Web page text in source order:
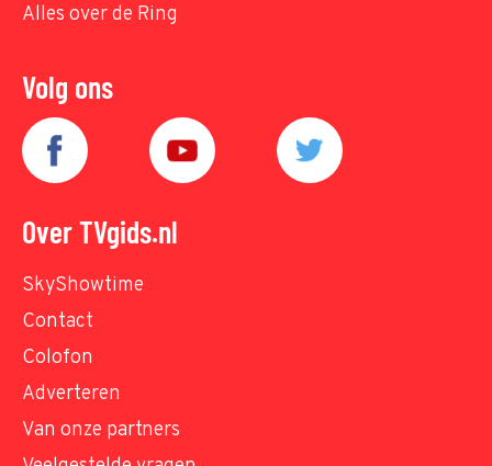
Alles over de Ring
Volg ons
Over TVgids.nl
SkyShowtime
Contact
Colofon
Adverteren
Van onze partners